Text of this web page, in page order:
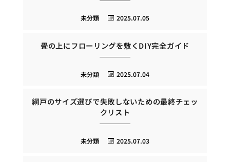
2025.07.05
未分類
畳の上にフローリングを敷くDIY完全ガイド
2025.07.04
未分類
網戸のサイズ選びで失敗しないための最終チェッ
クリスト
2025.07.03
未分類